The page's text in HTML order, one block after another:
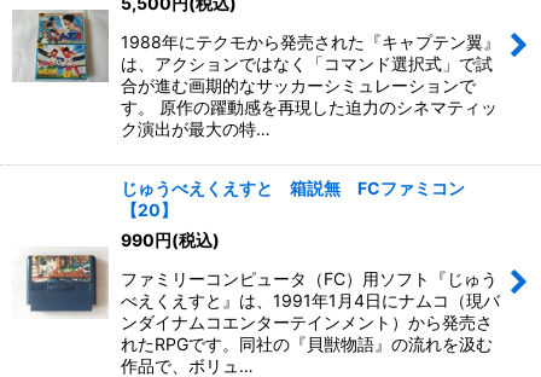
1988年にテクモから発売された『キャプテン翼』
は、アクションではなく「コマンド選択式」で試
合が進む画期的なサッカーシミュレーションで
す。 原作の躍動感を再現した迫力のシネマティッ
ク演出が最大の特…
じゅうべえくえすと 箱説無 FCファミコン
【20】
990円(税込)
ファミリーコンピュータ（FC）用ソフト『じゅう
べえくえすと』は、1991年1月4日にナムコ（現バ
ンダイナムコエンターテインメント）から発売さ
れたRPGです。同社の『貝獣物語』の流れを汲む
作品で、ボリュ…